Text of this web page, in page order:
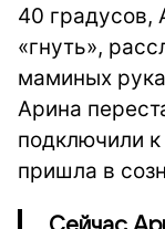
40 градусов,
«гнуть»,
маминых
Арина
подключили
пришла в